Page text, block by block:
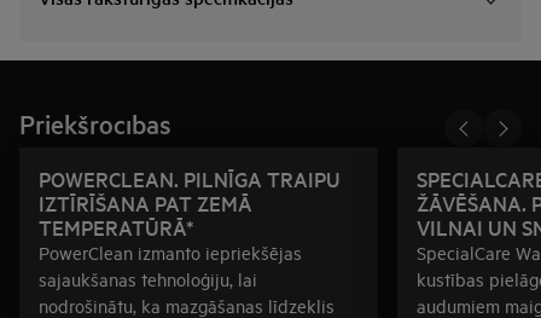
Priekšrocības
POWERCLEAN. PILNĪGA TRAIPU
IZTĪRĪŠANA PAT ZEMĀ
TEMPERATŪRĀ*
PowerClean izmanto iepriekšējas
sajaukšanas tehnoloģiju, lai
nodrošinātu, ka mazgāšanas līdzeklis
ŽĀVĒŠANA.
VILNAI UN
SpecialCare
kustības
audumiem